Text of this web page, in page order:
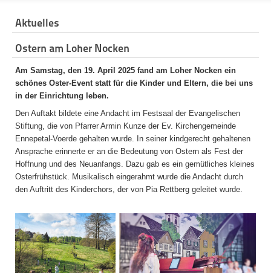
Aktuelles
Ostern am Loher Nocken
Am Samstag, den 19. April 2025 fand am Loher Nocken ein
schönes Oster-Event statt für die Kinder und Eltern, die bei uns
in der Einrichtung leben.
Den Auftakt bildete eine Andacht im Festsaal der Evangelischen
Stiftung, die von Pfarrer Armin Kunze der Ev. Kirchengemeinde
Ennepetal-Voerde gehalten wurde. In seiner kindgerecht gehaltenen
Ansprache erinnerte er an die Bedeutung von Ostern als Fest der
Hoffnung und des Neuanfangs. Dazu gab es ein gemütliches kleines
Osterfrühstück. Musikalisch eingerahmt wurde die Andacht durch
den Auftritt des Kinderchors, der von Pia Rettberg geleitet wurde.